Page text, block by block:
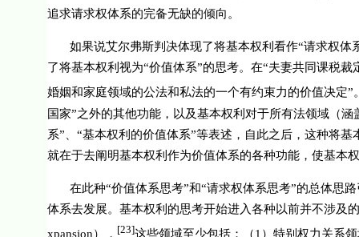
追求请求权体系的完备无缺的倾向。
如果说艾尔弗斯判决体现了将基本权利看作“请求权体
了将基本权利视为“价值体系”的思考。在“夫妻共同课税裁
婚姻和家庭领域的公法和私法的一个有约束力的价值决定”
国家”之外的其他功能，以及基本权利对于所有法领域（
系”、“基本权利的价值体系”等表述，自此之后，这种将
就在于去阐明基本权利作为价值体系的各种功能，使基本
在此种“价值体系思考”和“请求权体系思考”的总体思
体系去发展。基本权利的思考开始进入各种以前并不涉及
xpansion）， [23]这些领域至少包括：（1 ）特别权力关系